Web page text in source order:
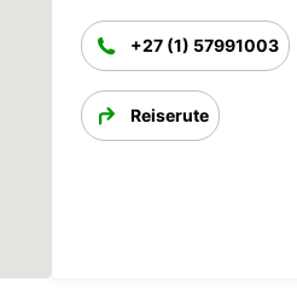
+27 (1) 57991003
Reiserute